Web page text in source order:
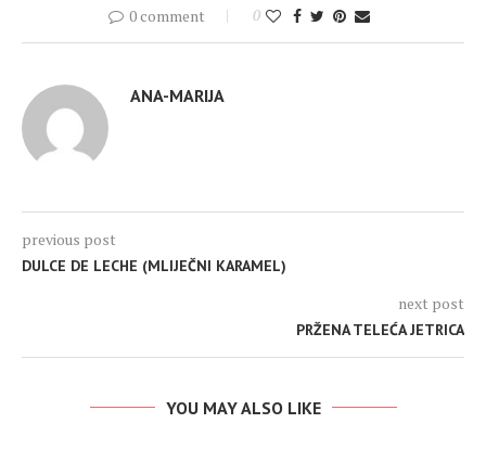
0 comment 0
ANA-MARIJA
previous post
DULCE DE LECHE (MLIJEČNI KARAMEL)
next post
PRŽENA TELEĆA JETRICA
YOU MAY ALSO LIKE